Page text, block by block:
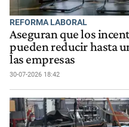
REFORMA LABORAL
Aseguran que los
pueden reducir hasta
las empresas
30-07-2026 18:42